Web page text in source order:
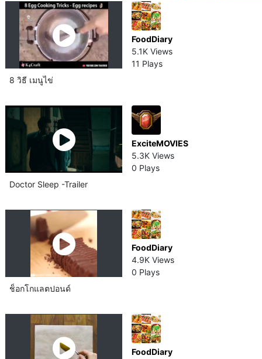
FoodDiary
5.1K Views
11 Plays
8 วิธี เมนูไข่
ExciteMOVIES
5.3K Views
0 Plays
Doctor Sleep -Trailer
FoodDiary
4.9K Views
0 Plays
ช็อกโกแลต​ปอนด์​
FoodDiary